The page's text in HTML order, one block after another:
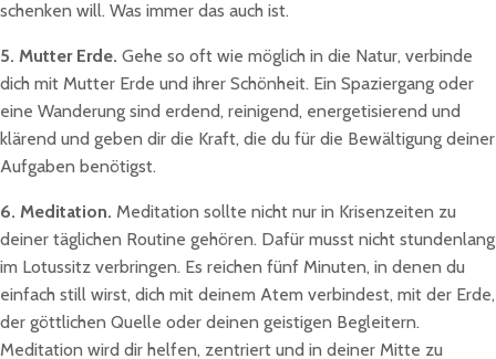
schenken will. Was immer das auch ist.
5. Mutter Erde. Gehe so oft wie möglich in die Natur, verbinde
dich mit Mutter Erde und ihrer Schönheit. Ein Spaziergang oder
eine Wanderung sind erdend, reinigend, energetisierend und
klärend und geben dir die Kraft, die du für die Bewältigung deiner
Aufgaben benötigst.
6. Meditation. Meditation sollte nicht nur in Krisenzeiten zu
deiner täglichen Routine gehören. Dafür musst nicht stundenlang
im Lotussitz verbringen. Es reichen fünf Minuten, in denen du
einfach still wirst, dich mit deinem Atem verbindest, mit der Erde,
der göttlichen Quelle oder deinen geistigen Begleitern.
Meditation wird dir helfen, zentriert und in deiner Mitte zu